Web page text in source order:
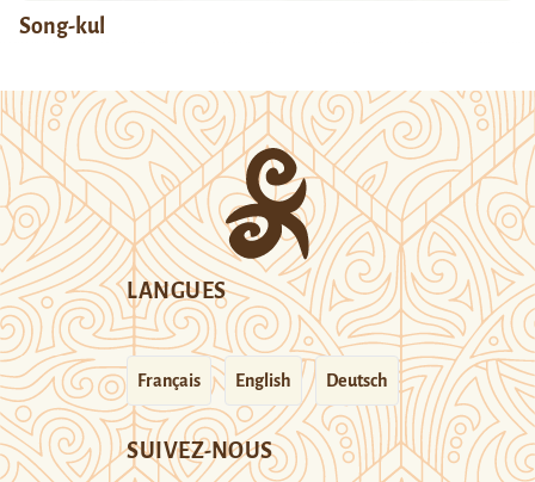
Song-kul
LANGUES
Français English Deutsch
SUIVEZ-NOUS